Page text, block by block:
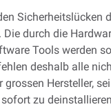
Sicherheitslücken
Die durch die
Tools werden
deshalb alle
Hersteller,
zu